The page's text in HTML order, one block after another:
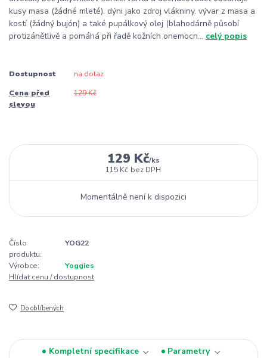
kusy masa (žádné mleté). dýni jako zdroj vlákniny. vývar z masa a
kostí (žádný bujón) a také pupálkový olej (blahodárně působí
protizánětlivě a pomáhá při řadě kožních onemocn... celý popis
Dostupnost na dotaz
Cena před
slevou
129 Kč
129 Kč/ks
115 Kč bez DPH
Momentálně není k dispozici
Číslo
produktu:
YOG22
Výrobce:
Yoggies
Hlídat cenu / dostupnost
Do oblíbených
Kompletní specifikace
Parametry